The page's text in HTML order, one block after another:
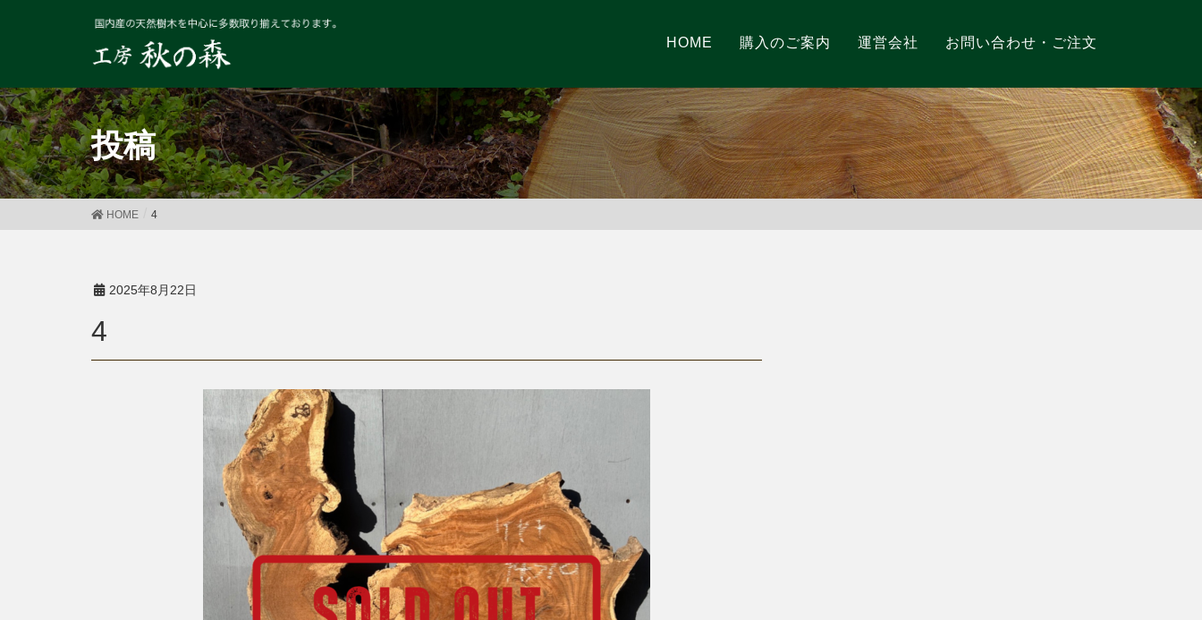
HOME 購入のご案内 運営会社 お問い合わせ・ご注文
投稿
HOME 4
2025年8月22日
4